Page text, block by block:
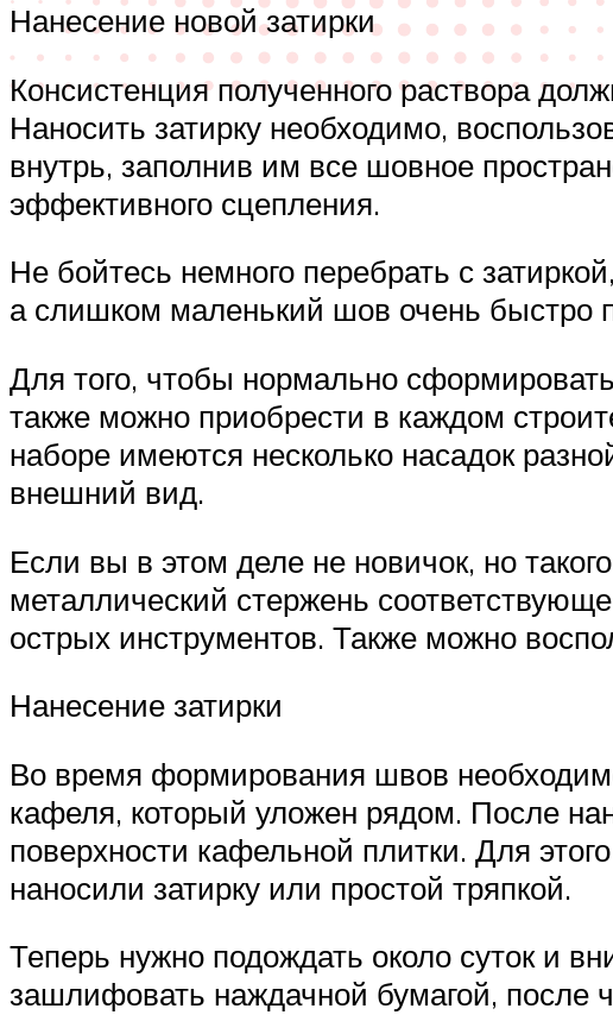
Нанесение новой затирки
Консистенция полученного раствора
Наносить затирку необходимо,
внутрь, заполнив им все шовное
эффективного сцепления.
Не бойтесь немного перебрать с
а слишком маленький шов очень быстро
Для того, чтобы нормально
также можно приобрести в каждом
наборе имеются несколько насадок
внешний вид.
Если вы в этом деле не новичок, но
металлический стержень
острых инструментов. Также можно
Нанесение затирки
Во время формирования швов
кафеля, который уложен рядом. После
поверхности кафельной плитки. Для
наносили затирку или простой тряпкой.
Теперь нужно подождать около суток и
зашлифовать наждачной бумагой, после